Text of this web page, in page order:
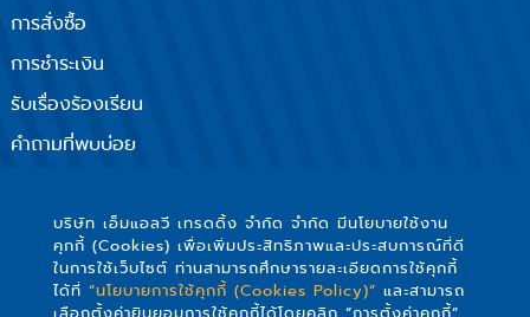
บริษัท เอ็มแอลวี เทรดดิ้ง จำกัด จำกัด มีนโยบายใช้งาน
คุกกี้ (Cookies) เพื่อเพิ่มประสิทธิภาพและประสบการณ์ที่ดี
ในการใช้เว็บไซต์ ท่านสามารถศึกษารายละเอียดการใช้คุกกี้
ได้ที่ “นโยบายการใช้คุกกี้ (Cookies Policy)” และสามารถ
การสั่งซื้อ
การชำระเงิน
รับเรื่องร้องเรียน
คำถามที่พบบ่อย
ติดตามเรา